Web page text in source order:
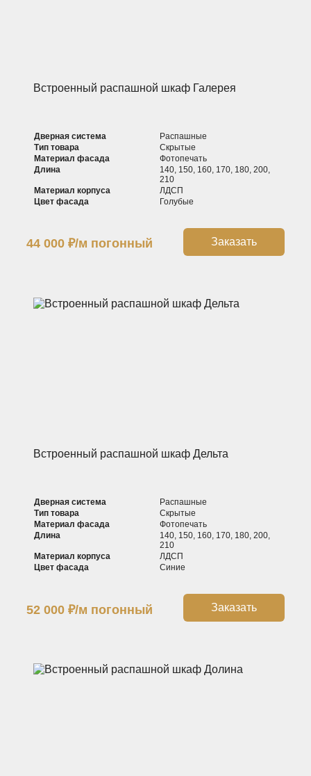
Встроенный распашной шкаф Галерея
Дверная система
Распашные
Тип товара
Скрытые
Материал фасада
Фотопечать
Длина
140, 150, 160, 170, 180, 200,
210
Материал корпуса
ЛДСП
Цвет фасада
Голубые
44 000₽/м погонный Заказать
Встроенный распашной шкаф Дельта
Дверная система
Распашные
Тип товара
Скрытые
Материал фасада
Фотопечать
Длина
140, 150, 160, 170, 180, 200,
210
Материал корпуса
ЛДСП
Цвет фасада
Синие
52 000₽/м погонный Заказать